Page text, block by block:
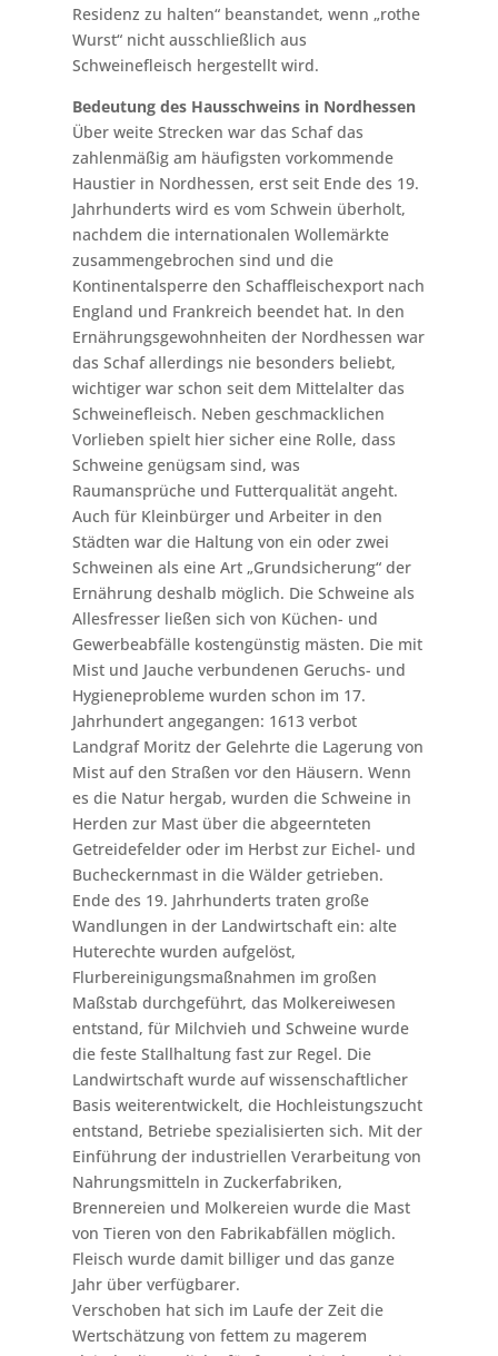
Residenz zu halten“ beanstandet, wenn „rothe
Wurst“ nicht ausschließlich aus
Schweinefleisch hergestellt wird.
Bedeutung des Hausschweins in Nordhessen
Über weite Strecken war das Schaf das
zahlenmäßig am häufigsten vorkommende
Haustier in Nordhessen, erst seit Ende des 19.
Jahrhunderts wird es vom Schwein überholt,
nachdem die internationalen Wollemärkte
zusammengebrochen sind und die
Kontinentalsperre den Schaffleischexport nach
England und Frankreich beendet hat. In den
Ernährungsgewohnheiten der Nordhessen war
das Schaf allerdings nie besonders beliebt,
wichtiger war schon seit dem Mittelalter das
Schweinefleisch. Neben geschmacklichen
Vorlieben spielt hier sicher eine Rolle, dass
Schweine genügsam sind, was
Raumansprüche und Futterqualität angeht.
Auch für Kleinbürger und Arbeiter in den
Städten war die Haltung von ein oder zwei
Schweinen als eine Art „Grundsicherung“ der
Ernährung deshalb möglich. Die Schweine als
Allesfresser ließen sich von Küchen- und
Gewerbeabfälle kostengünstig mästen. Die mit
Mist und Jauche verbundenen Geruchs- und
Hygieneprobleme wurden schon im 17.
Jahrhundert angegangen: 1613 verbot
Landgraf Moritz der Gelehrte die Lagerung von
Mist auf den Straßen vor den Häusern. Wenn
es die Natur hergab, wurden die Schweine in
Herden zur Mast über die abgeernteten
Getreidefelder oder im Herbst zur Eichel- und
Bucheckernmast in die Wälder getrieben.
Ende des 19. Jahrhunderts traten große
Wandlungen in der Landwirtschaft ein: alte
Huterechte wurden aufgelöst,
Flurbereinigungsmaßnahmen im großen
Maßstab durchgeführt, das Molkereiwesen
entstand, für Milchvieh und Schweine wurde
die feste Stallhaltung fast zur Regel. Die
Landwirtschaft wurde auf wissenschaftlicher
Basis weiterentwickelt, die Hochleistungszucht
entstand, Betriebe spezialisierten sich. Mit der
Einführung der industriellen Verarbeitung von
Nahrungsmitteln in Zuckerfabriken,
Brennereien und Molkereien wurde die Mast
von Tieren von den Fabrikabfällen möglich.
Fleisch wurde damit billiger und das ganze
Jahr über verfügbarer.
Verschoben hat sich im Laufe der Zeit die
Wertschätzung von fettem zu magerem